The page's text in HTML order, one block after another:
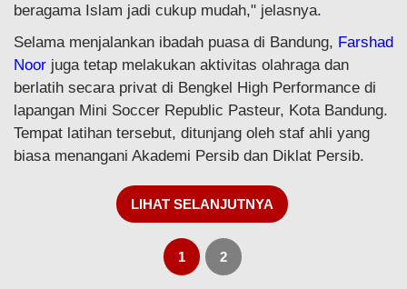
beragama Islam jadi cukup mudah," jelasnya.
Selama menjalankan ibadah puasa di Bandung, Farshad
Noor juga tetap melakukan aktivitas olahraga dan
berlatih secara privat di Bengkel High Performance di
lapangan Mini Soccer Republic Pasteur, Kota Bandung.
Tempat latihan tersebut, ditunjang oleh staf ahli yang
biasa menangani Akademi Persib dan Diklat Persib.
LIHAT SELANJUTNYA
1 2